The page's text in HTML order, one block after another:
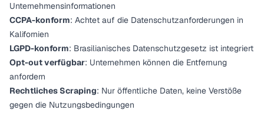
Unternehmensinformationen
CCPA-konform: Achtet auf die Datenschutzanforderungen in
Kalifornien
LGPD-konform: Brasilianisches Datenschutzgesetz ist integriert
Opt-out verfügbar: Unternehmen können die Entfernung
anfordern
Rechtliches Scraping: Nur öffentliche Daten, keine Verstöße
gegen die Nutzungsbedingungen